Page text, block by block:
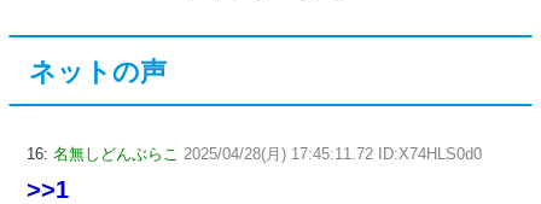
ネットの声
16: 名無しどんぶらこ 2025/04/28(月) 17:45:11.72 ID:X74HLS0d0
>>1